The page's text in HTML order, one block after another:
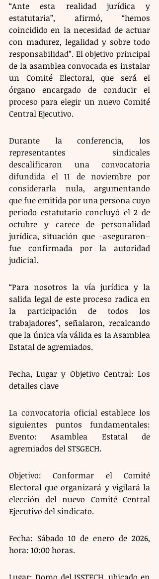
“Ante esta realidad jurídica y
estatutaria”, afirmó, “hemos
coincidido en la necesidad de actuar
con madurez, legalidad y sobre todo
responsabilidad”. El objetivo principal
de la asamblea convocada es instalar
un Comité Electoral, que será el
órgano encargado de conducir el
proceso para elegir un nuevo Comité
Central Ejecutivo.
Durante la conferencia, los
representantes sindicales
descalificaron una convocatoria
difundida el 11 de noviembre por
considerarla nula, argumentando
que fue emitida por una persona cuyo
periodo estatutario concluyó el 2 de
octubre y carece de personalidad
jurídica, situación que –aseguraron–
fue confirmada por la autoridad
judicial.
“Para nosotros la vía jurídica y la
salida legal de este proceso radica en
la participación de todos los
trabajadores”, señalaron, recalcando
que la única vía válida es la Asamblea
Estatal de agremiados.
Fecha, Lugar y Objetivo Central: Los
detalles clave
La convocatoria oficial establece los
siguientes puntos fundamentales:
Evento: Asamblea Estatal de
agremiados del STSGECH.
Objetivo: Conformar el Comité
Electoral que organizará y vigilará la
elección del nuevo Comité Central
Ejecutivo del sindicato.
Fecha: Sábado 10 de enero de 2026,
hora: 10:00 horas.